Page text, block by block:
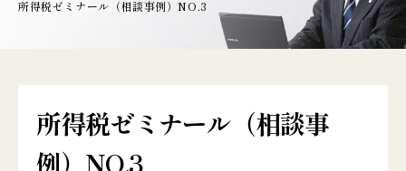
所得税ゼミナール（相談事例）NO.3
所得税ゼミナール（相談事
例）NO.3